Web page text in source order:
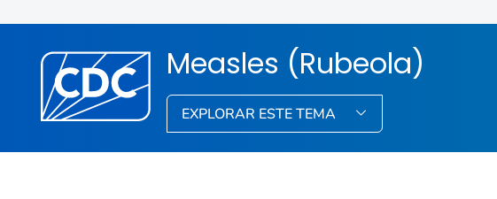
Measles (Rubeola)
EXPLORAR ESTE TEMA